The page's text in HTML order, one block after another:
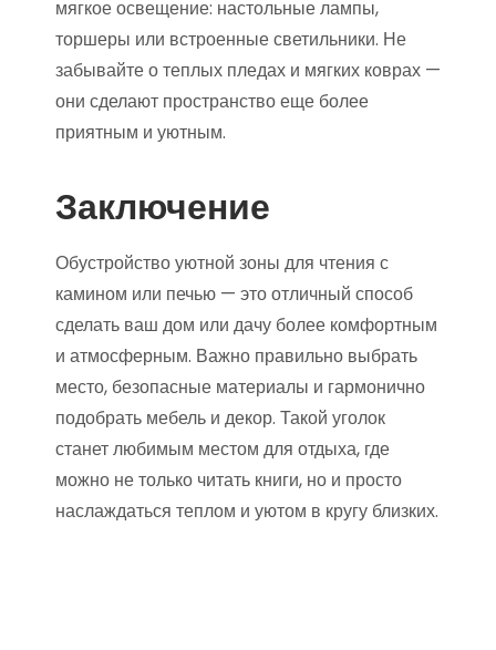
мягкое освещение: настольные лампы,
торшеры или встроенные светильники. Не
забывайте о теплых пледах и мягких коврах —
они сделают пространство еще более
приятным и уютным.
Заключение
Обустройство уютной зоны для чтения с
камином или печью — это отличный способ
сделать ваш дом или дачу более комфортным
и атмосферным. Важно правильно выбрать
место, безопасные материалы и гармонично
подобрать мебель и декор. Такой уголок
станет любимым местом для отдыха, где
можно не только читать книги, но и просто
наслаждаться теплом и уютом в кругу близких.